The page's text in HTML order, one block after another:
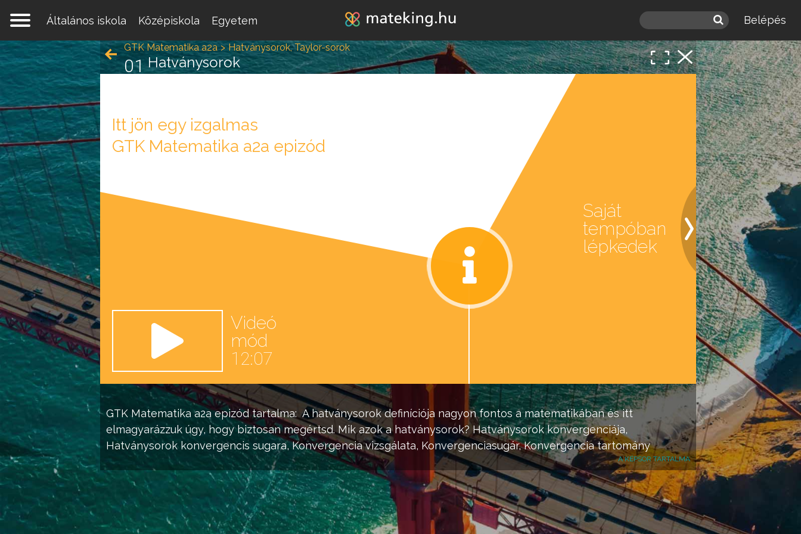
Jump to navigation
Általános iskola
Középiskola Egyetem Belépés
GTK Matematika a2aepizód tartalma: A hatványsorokdefiníciója nagyon fontos a matematikában és itt
elmagyarázzuk úgy, hogy biztosan megértsd. Mik azok a hatványsorok? Hatványsorokkonvergenciája,
Hatványsorokkonvergencis sugara, Konvergencia vizsgálata, Konvergenciasugár,Konvergencia tartomány
A KÉPSOR TARTALMA
GTK Matematika a2a Hatványsorok, Taylor-sorok
Hatványsorok
01
Itt jön egy izgalmas
GTK Matematika a2a epizód
Videó
mód
12:07
Saját
tempóban
lépkedek